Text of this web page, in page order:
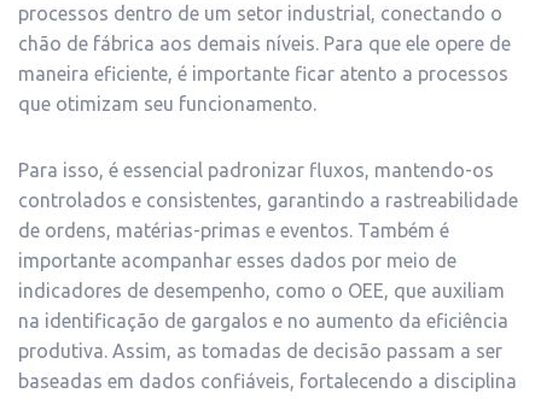
processos dentro de um setor industrial, conectando o
chão de fábrica aos demais níveis. Para que ele opere de
maneira eficiente, é importante ficar atento a processos
que otimizam seu funcionamento.
Para isso, é essencial padronizar fluxos, mantendo-os
controlados e consistentes, garantindo a rastreabilidade
de ordens, matérias-primas e eventos. Também é
importante acompanhar esses dados por meio de
indicadores de desempenho, como o OEE, que auxiliam
na identificação de gargalos e no aumento da eficiência
produtiva. Assim, as tomadas de decisão passam a ser
baseadas em dados confiáveis, fortalecendo a disciplina